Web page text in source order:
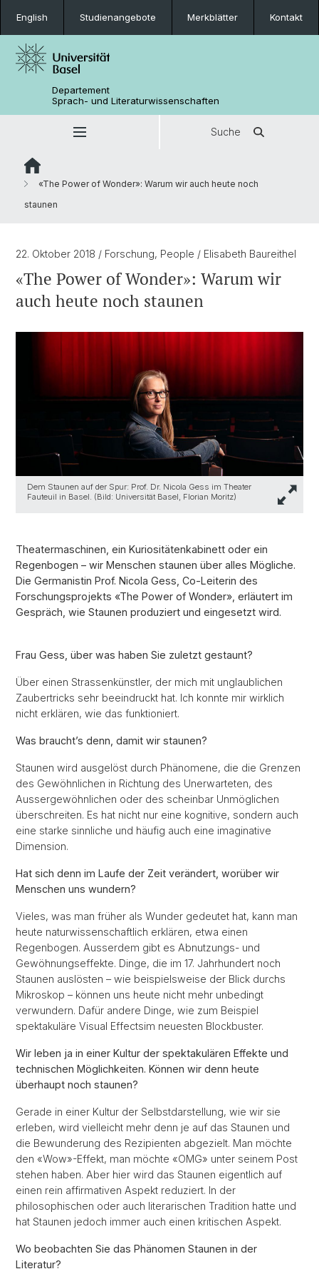
English Studienangebote Merkblätter Kontakt
Departement
Sprach- und Literaturwissenschaften
Suche
«The Power of Wonder»: Warum wir auch heute noch
staunen
22. Oktober 2018 / Forschung, People / Elisabeth Baureithel
«The Power of Wonder»: Warum wir
auch heute noch staunen
Dem Staunen auf der Spur: Prof. Dr. Nicola Gess im Theater
Fauteuil in Basel. (Bild: Universität Basel, Florian Moritz)
Theatermaschinen, ein Kuriositätenkabinett oder ein
Regenbogen – wir Menschen staunen über alles Mögliche.
Die Germanistin Prof. Nicola Gess, Co-Leiterin des
Forschungsprojekts «The Power of Wonder», erläutert im
Gespräch, wie Staunen produziert und eingesetzt wird.
Frau Gess, über was haben Sie zuletzt gestaunt?
Über einen Strassenkünstler, der mich mit unglaublichen
Zaubertricks sehr beeindruckt hat. Ich konnte mir wirklich
nicht erklären, wie das funktioniert.
Was braucht’s denn, damit wir staunen?
Staunen wird ausgelöst durch Phänomene, die die Grenzen
des Gewöhnlichen in Richtung des Unerwarteten, des
Aussergewöhnlichen oder des scheinbar Unmöglichen
überschreiten. Es hat nicht nur eine kognitive, sondern auch
eine starke sinnliche und häufig auch eine imaginative
Dimension.
Hat sich denn im Laufe der Zeit verändert, worüber wir
Menschen uns wundern?
Vieles, was man früher als Wunder gedeutet hat, kann man
heute naturwissenschaftlich erklären, etwa einen
Regenbogen. Ausserdem gibt es Abnutzungs- und
Gewöhnungseffekte. Dinge, die im 17. Jahrhundert noch
Staunen auslösten – wie beispielsweise der Blick durchs
Mikroskop – können uns heute nicht mehr unbedingt
verwundern. Dafür andere Dinge, wie zum Beispiel
spektakuläre Visual Effectsim neuesten Blockbuster.
Wir leben ja in einer Kultur der spektakulären Effekte und
technischen Möglichkeiten. Können wir denn heute
überhaupt noch staunen?
Gerade in einer Kultur der Selbstdarstellung, wie wir sie
erleben, wird vielleicht mehr denn je auf das Staunen und
die Bewunderung des Rezipienten abgezielt. Man möchte
den «Wow»-Effekt, man möchte «OMG» unter seinem Post
stehen haben. Aber hier wird das Staunen eigentlich auf
einen rein affirmativen Aspekt reduziert. In der
philosophischen oder auch literarischen Tradition hatte und
hat Staunen jedoch immer auch einen kritischen Aspekt.
Wo beobachten Sie das Phänomen Staunen in der
Literatur?